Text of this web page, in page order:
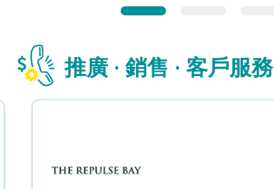
推廣 · 銷售 · 客戶服務